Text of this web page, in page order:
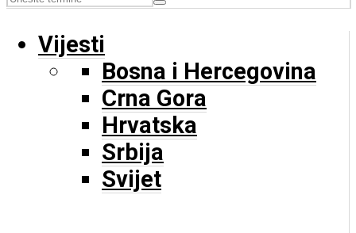
Vijesti
Bosna i Hercegovina
Crna Gora
Hrvatska
Srbija
Svijet